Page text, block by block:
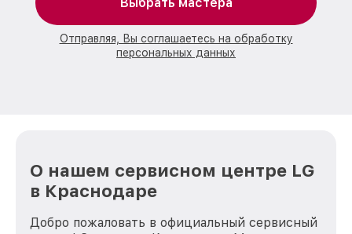
Отправляя, Вы соглашаетесь на обработку
персональных данных
О нашем сервисном центре LG
в Краснодаре
Добро пожаловать в официальный сервисный